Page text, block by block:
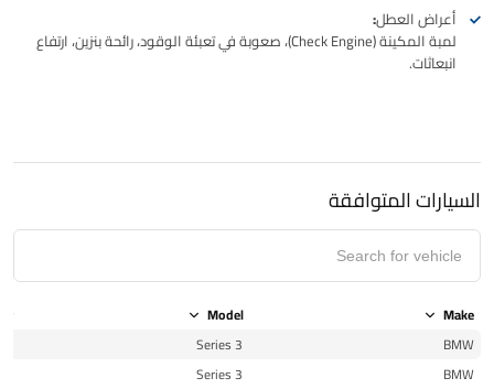
أعراض العطل:
لمبة المكينة (Check Engine)، صعوبة في تعبئة الوقود، رائحة بنزين، ارتفاع
انبعاثات.
السيارات المتوافقة
Make
Model
BMW
3 Series
BMW
3 Series